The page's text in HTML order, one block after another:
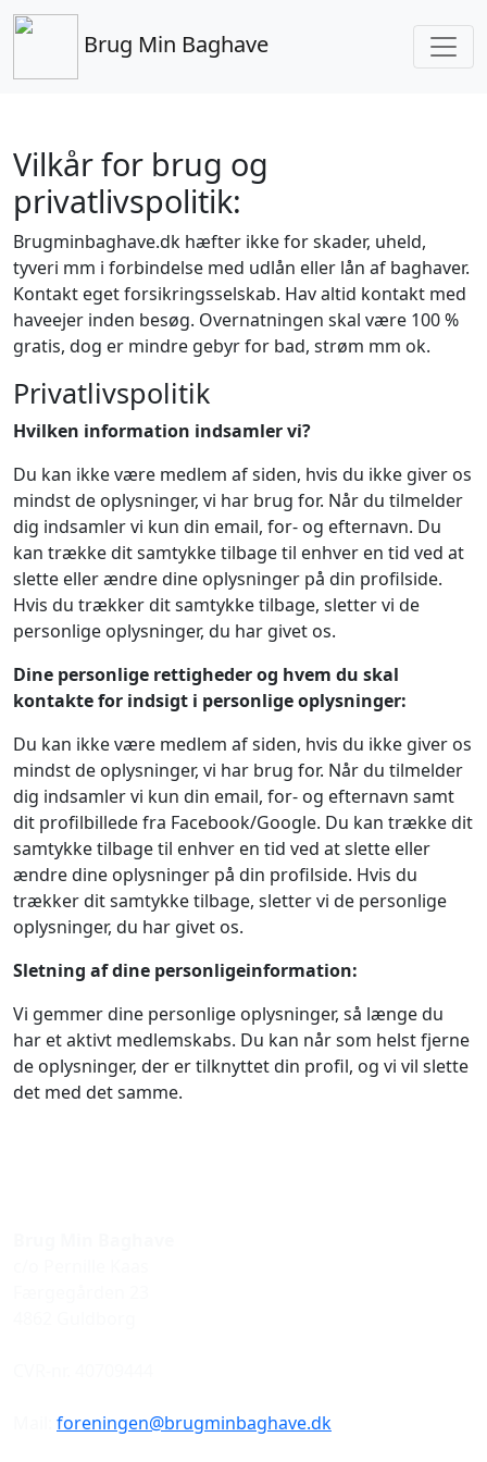
Brug Min Baghave
Vilkår for brug og
privatlivspolitik:
Brugminbaghave.dk hæfter ikke for skader, uheld,
tyveri mm i forbindelse med udlån eller lån af baghaver.
Kontakt eget forsikringsselskab. Hav altid kontakt med
haveejer inden besøg. Overnatningen skal være 100 %
gratis, dog er mindre gebyr for bad, strøm mm ok.
Privatlivspolitik
Hvilken information indsamler vi?
Du kan ikke være medlem af siden, hvis du ikke giver os
mindst de oplysninger, vi har brug for. Når du tilmelder
dig indsamler vi kun din email, for- og efternavn. Du
kan trække dit samtykke tilbage til enhver en tid ved at
slette eller ændre dine oplysninger på din profilside.
Hvis du trækker dit samtykke tilbage, sletter vi de
personlige oplysninger, du har givet os.
Dine personlige rettigheder og hvem du skal
kontakte for indsigt i personlige oplysninger:
Du kan ikke være medlem af siden, hvis du ikke giver os
mindst de oplysninger, vi har brug for. Når du tilmelder
dig indsamler vi kun din email, for- og efternavn samt
dit profilbillede fra Facebook/Google. Du kan trække dit
samtykke tilbage til enhver en tid ved at slette eller
ændre dine oplysninger på din profilside. Hvis du
trækker dit samtykke tilbage, sletter vi de personlige
oplysninger, du har givet os.
Sletning af dine personligeinformation:
Vi gemmer dine personlige oplysninger, så længe du
har et aktivt medlemskabs. Du kan når som helst fjerne
de oplysninger, der er tilknyttet din profil, og vi vil slette
det med det samme.
foreningen@brugminbaghave.dk